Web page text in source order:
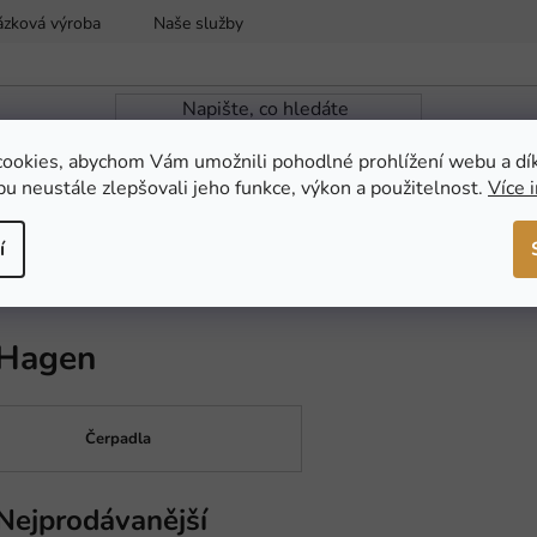
abychom Vám umožnili pohodlné prohlížení webu a
neustále zlepšovali jeho funkce, výkon a použitelnost. Více
výroba Naše služby
AKCE
Čerpadla